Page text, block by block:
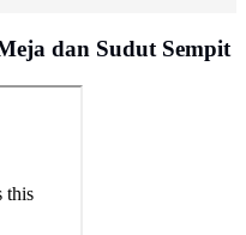
dan Sudut Sempit